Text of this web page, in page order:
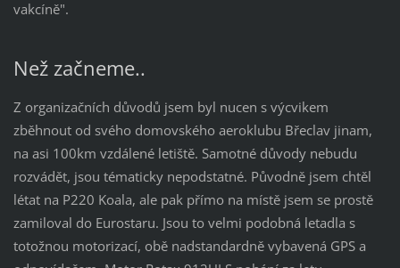
vakcíně".
Než začneme..
Z organizačních důvodů jsem byl nucen s výcvikem
zběhnout od svého domovského aeroklubu Břeclav jinam,
na asi 100km vzdálené letiště. Samotné důvody nebudu
rozvádět, jsou tématicky nepodstatné. Původně jsem chtěl
létat na P220 Koala, ale pak přímo na místě jsem se prostě
zamiloval do Eurostaru. Jsou to velmi podobná letadla s
totožnou motorizací, obě nadstandardně vybavená GPS a